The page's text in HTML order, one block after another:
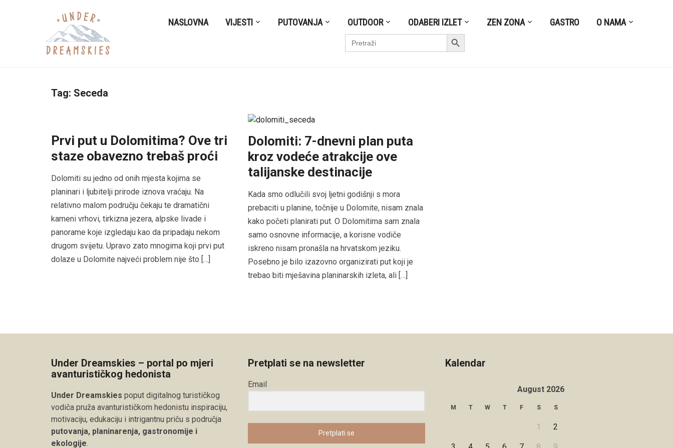
NASLOVNA VIJESTI PUTOVANJA OUTDOOR ODABERI IZLET ZEN ZONA GASTRO O NAMA
Search
for:
Search Button
Tag: Seceda
Prvi put u Dolomitima? Ove tri
staze obavezno trebaš proći
Dolomiti su jedno od onih mjesta kojima se
planinari i ljubitelji prirode iznova vraćaju. Na
relativno malom području čekaju te dramatični
kameni vrhovi, tirkizna jezera, alpske livade i
panorame koje izgledaju kao da pripadaju nekom
drugom svijetu. Upravo zato mnogima koji prvi put
dolaze u Dolomite najveći problem nije što […]
Dolomiti: 7-dnevni plan puta
kroz vodeće atrakcije ove
talijanske destinacije
Kada smo odlučili svoj ljetni godišnji s mora
prebaciti u planine, točnije u Dolomite, nisam znala
kako početi planirati put. O Dolomitima sam znala
samo osnovne informacije, a korisne vodiče
iskreno nisam pronašla na hrvatskom jeziku.
Posebno je bilo izazovno organizirati put koji je
trebao biti mješavina planinarskih izleta, ali […]
Under Dreamskies – portal po mjeri
avanturističkog hedonista
Under Dreamskies poput digitalnog turističkog
vodiča pruža avanturističkom hedonistu inspiraciju,
motivaciju, edukaciju i intrigantnu priču s područja
putovanja, planinarenja, gastronomije i
ekologije.
Pretplati se na newsletter
Email
Pretplati se
Kalendar
August 2026
M T W T F S S
1 2